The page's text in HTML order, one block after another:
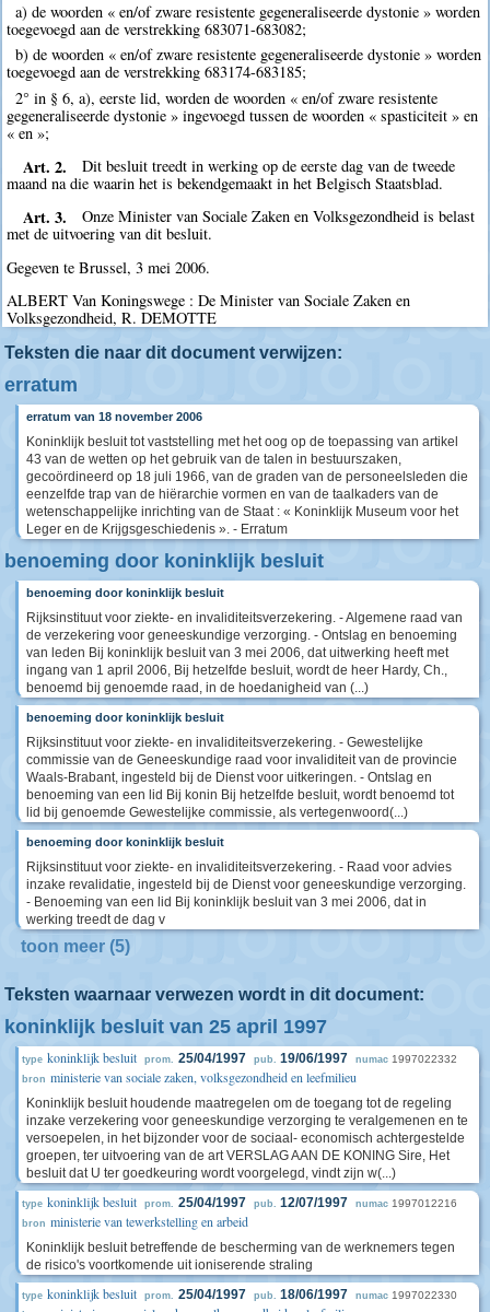
a) de woorden « en/of zware resistente gegeneraliseerde dystonie » worden
toegevoegd aan de verstrekking 683071-683082;
b) de woorden « en/of zware resistente gegeneraliseerde dystonie » worden
toegevoegd aan de verstrekking 683174-683185;
2° in § 6, a), eerste lid, worden de woorden « en/of zware resistente
gegeneraliseerde dystonie » ingevoegd tussen de woorden « spasticiteit » en
« en »;
Art. 2.
Dit besluit treedt in werking op de eerste dag van de tweede
maand na die waarin het is bekendgemaakt in het Belgisch Staatsblad.
Art. 3.
Onze Minister van Sociale Zaken en Volksgezondheid is belast
met de uitvoering van dit besluit.
Gegeven te Brussel, 3 mei 2006.
ALBERT Van Koningswege : De Minister van Sociale Zaken en
Volksgezondheid, R. DEMOTTE
Teksten die naar dit document verwijzen:
erratum
erratum van 18 november 2006
Koninklijk besluit tot vaststelling met het oog op de toepassing van artikel
43 van de wetten op het gebruik van de talen in bestuurszaken,
gecoördineerd op 18 juli 1966, van de graden van de personeelsleden die
eenzelfde trap van de hiërarchie vormen en van de taalkaders van de
wetenschappelijke inrichting van de Staat : « Koninklijk Museum voor het
Leger en de Krijgsgeschiedenis ». - Erratum
benoeming door koninklijk besluit
benoeming door koninklijk besluit
Rijksinstituut voor ziekte- en invaliditeitsverzekering. - Algemene raad van
de verzekering voor geneeskundige verzorging. - Ontslag en benoeming
van leden Bij koninklijk besluit van 3 mei 2006, dat uitwerking heeft met
ingang van 1 april 2006, Bij hetzelfde besluit, wordt de heer Hardy, Ch.,
benoemd bij genoemde raad, in de hoedanigheid van (...)
benoeming door koninklijk besluit
Rijksinstituut voor ziekte- en invaliditeitsverzekering. - Gewestelijke
commissie van de Geneeskundige raad voor invaliditeit van de provincie
Waals-Brabant, ingesteld bij de Dienst voor uitkeringen. - Ontslag en
benoeming van een lid Bij konin Bij hetzelfde besluit, wordt benoemd tot
lid bij genoemde Gewestelijke commissie, als vertegenwoord(...)
benoeming door koninklijk besluit
Rijksinstituut voor ziekte- en invaliditeitsverzekering. - Raad voor advies
inzake revalidatie, ingesteld bij de Dienst voor geneeskundige verzorging.
- Benoeming van een lid Bij koninklijk besluit van 3 mei 2006, dat in
werking treedt de dag v
toon meer (5)
Teksten waarnaar verwezen wordt in dit document:
koninklijk besluit van 25 april 1997
type koninklijk besluit prom. 25/04/1997 pub. 19/06/1997 numac 1997022332
bron ministerie van sociale zaken, volksgezondheid en leefmilieu
Koninklijk besluit houdende maatregelen om de toegang tot de regeling
inzake verzekering voor geneeskundige verzorging te veralgemenen en te
versoepelen, in het bijzonder voor de sociaal- economisch achtergestelde
groepen, ter uitvoering van de art VERSLAG AAN DE KONING Sire, Het
besluit dat U ter goedkeuring wordt voorgelegd, vindt zijn w(...)
type koninklijk besluit prom. 25/04/1997 pub. 12/07/1997 numac 1997012216
bron ministerie van tewerkstelling en arbeid
Koninklijk besluit betreffende de bescherming van de werknemers tegen
de risico's voortkomende uit ioniserende straling
type koninklijk besluit prom. 25/04/1997 pub. 18/06/1997 numac 1997022330